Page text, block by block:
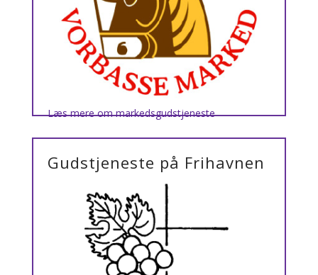
Læs mere om markedsgudstjeneste
Gudstjeneste på Frihavnen